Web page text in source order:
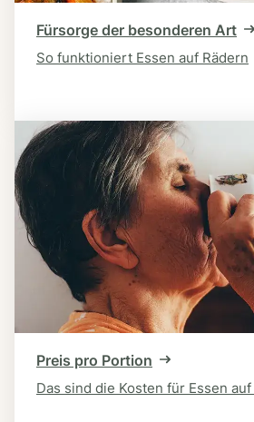
Fürsorge der besonderen Art
So funktioniert Essen auf Rädern
Preis pro Portion
Das sind die Kosten für Essen auf